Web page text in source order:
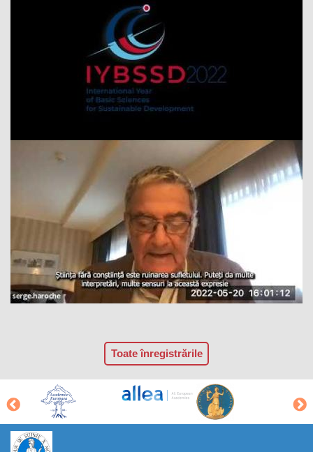
Toate înregistrările
https://propletenie.ru/